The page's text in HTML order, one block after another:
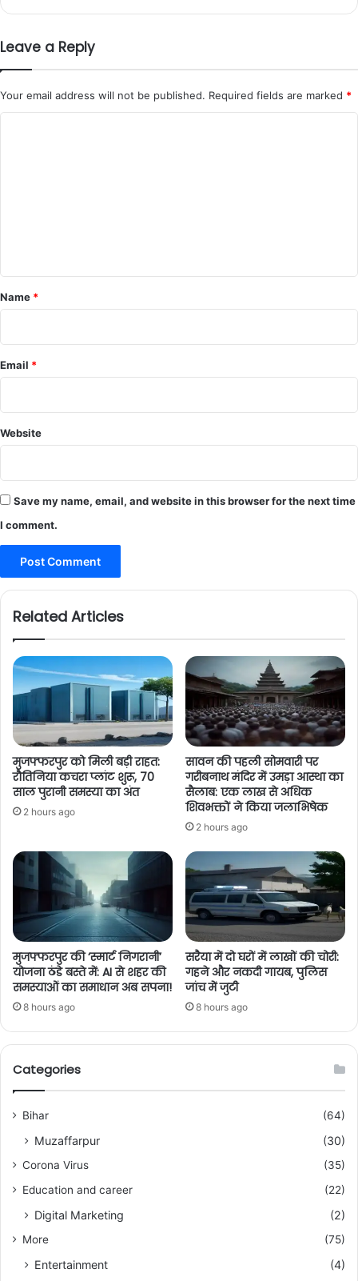
Leave a Reply
Your email address will not be published. Required fields are marked *
*
Name *
Email *
Website
Save my name, email, and website in this browser for the next time
I comment.
Related Articles
मुजफ्फरपुर को मिली बड़ी राहत:
रौतिनिया कचरा प्लांट शुरू, 70
साल पुरानी समस्या का अंत
2 hours ago
सावन की पहली सोमवारी पर
गरीबनाथ मंदिर में उमड़ा आस्था का
सैलाब: एक लाख से अधिक
शिवभक्तों ने किया जलाभिषेक
2 hours ago
मुजफ्फरपुर की ‘स्मार्ट निगरानी’
योजना ठंडे बस्ते में: AI से शहर की
समस्याओं का समाधान अब सपना!
8 hours ago
सरैया में दो घरों में लाखों की चोरी:
गहने और नकदी गायब, पुलिस
जांच में जुटी
8 hours ago
Categories
Bihar (64)
Muzaffarpur (30)
Corona Virus
(35)
Education and career
(22)
Digital Marketing (2)
More (75)
Entertainment
(4)